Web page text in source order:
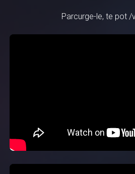
Parcurge-le, te pot /